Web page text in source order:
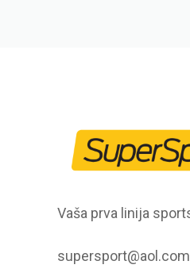
Vaša prva linija
supersport@aol.com